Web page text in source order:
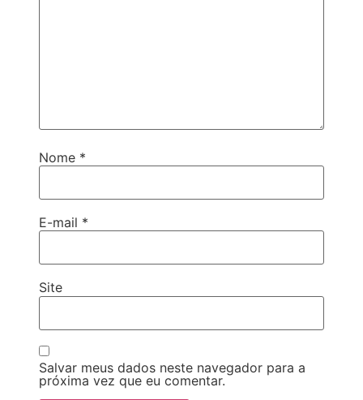
Nome *
E-mail *
Site
Salvar meus dados neste navegador para a
próxima vez que eu comentar.